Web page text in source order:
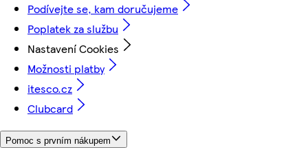
Podívejte se, kam doručujeme
Poplatek za službu
Nastavení Cookies
Možnosti platby
itesco.cz
Clubcard
Pomoc s prvním nákupem